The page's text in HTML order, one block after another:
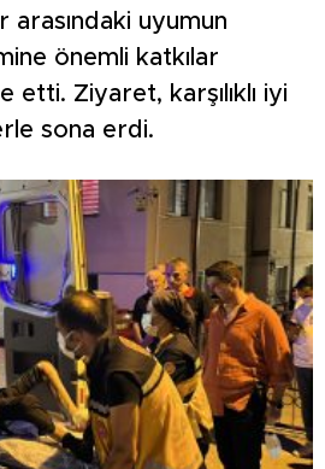
uyumun
önemli katkılar
etti. Ziyaret, karşılıklı iyi
sona erdi.